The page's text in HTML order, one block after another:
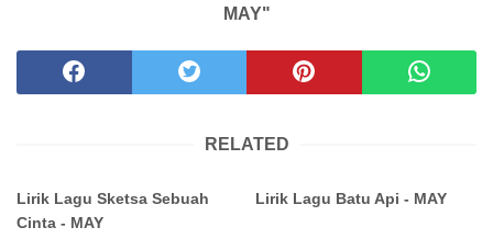
MAY"
RELATED
Lirik Lagu Sketsa Sebuah
Cinta - MAY
Lirik Lagu Batu Api - MAY